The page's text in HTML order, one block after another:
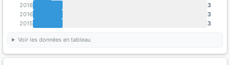
2018
3
2016
3
2015
3
Voir les données en tableau